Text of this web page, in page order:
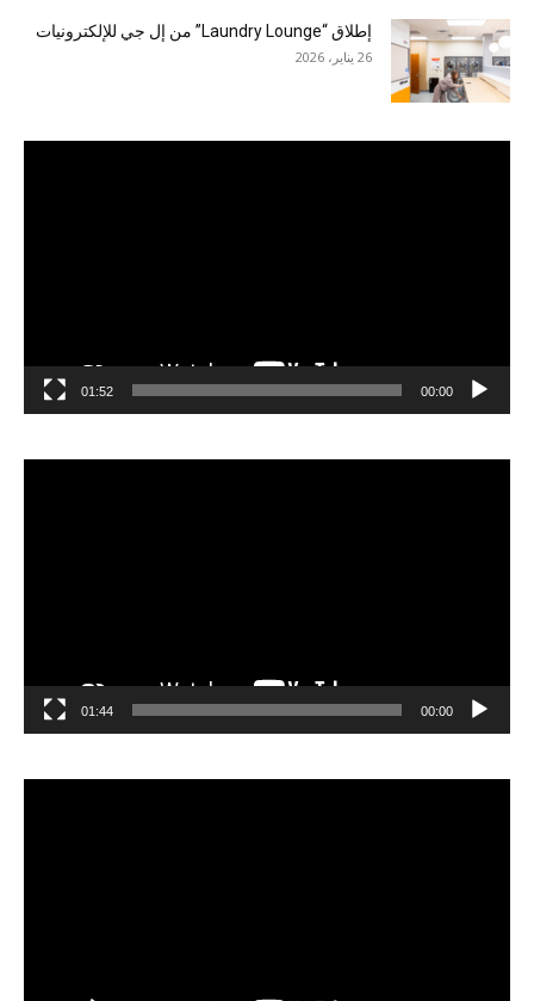
إطلاق “Laundry Lounge” من إل جي للإلكترونيات
26 يناير، 2026
00:00
01:52
00:00
01:44